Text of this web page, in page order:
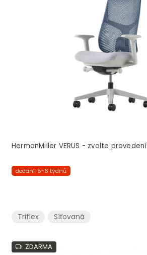
HermanMiller VERUS - zvolte provedení
dodání: 5-6 týdnů
Triflex Síťovaná
ZDARMA